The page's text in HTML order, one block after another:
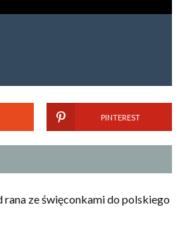
PINTEREST
ze święconkami do polskiego